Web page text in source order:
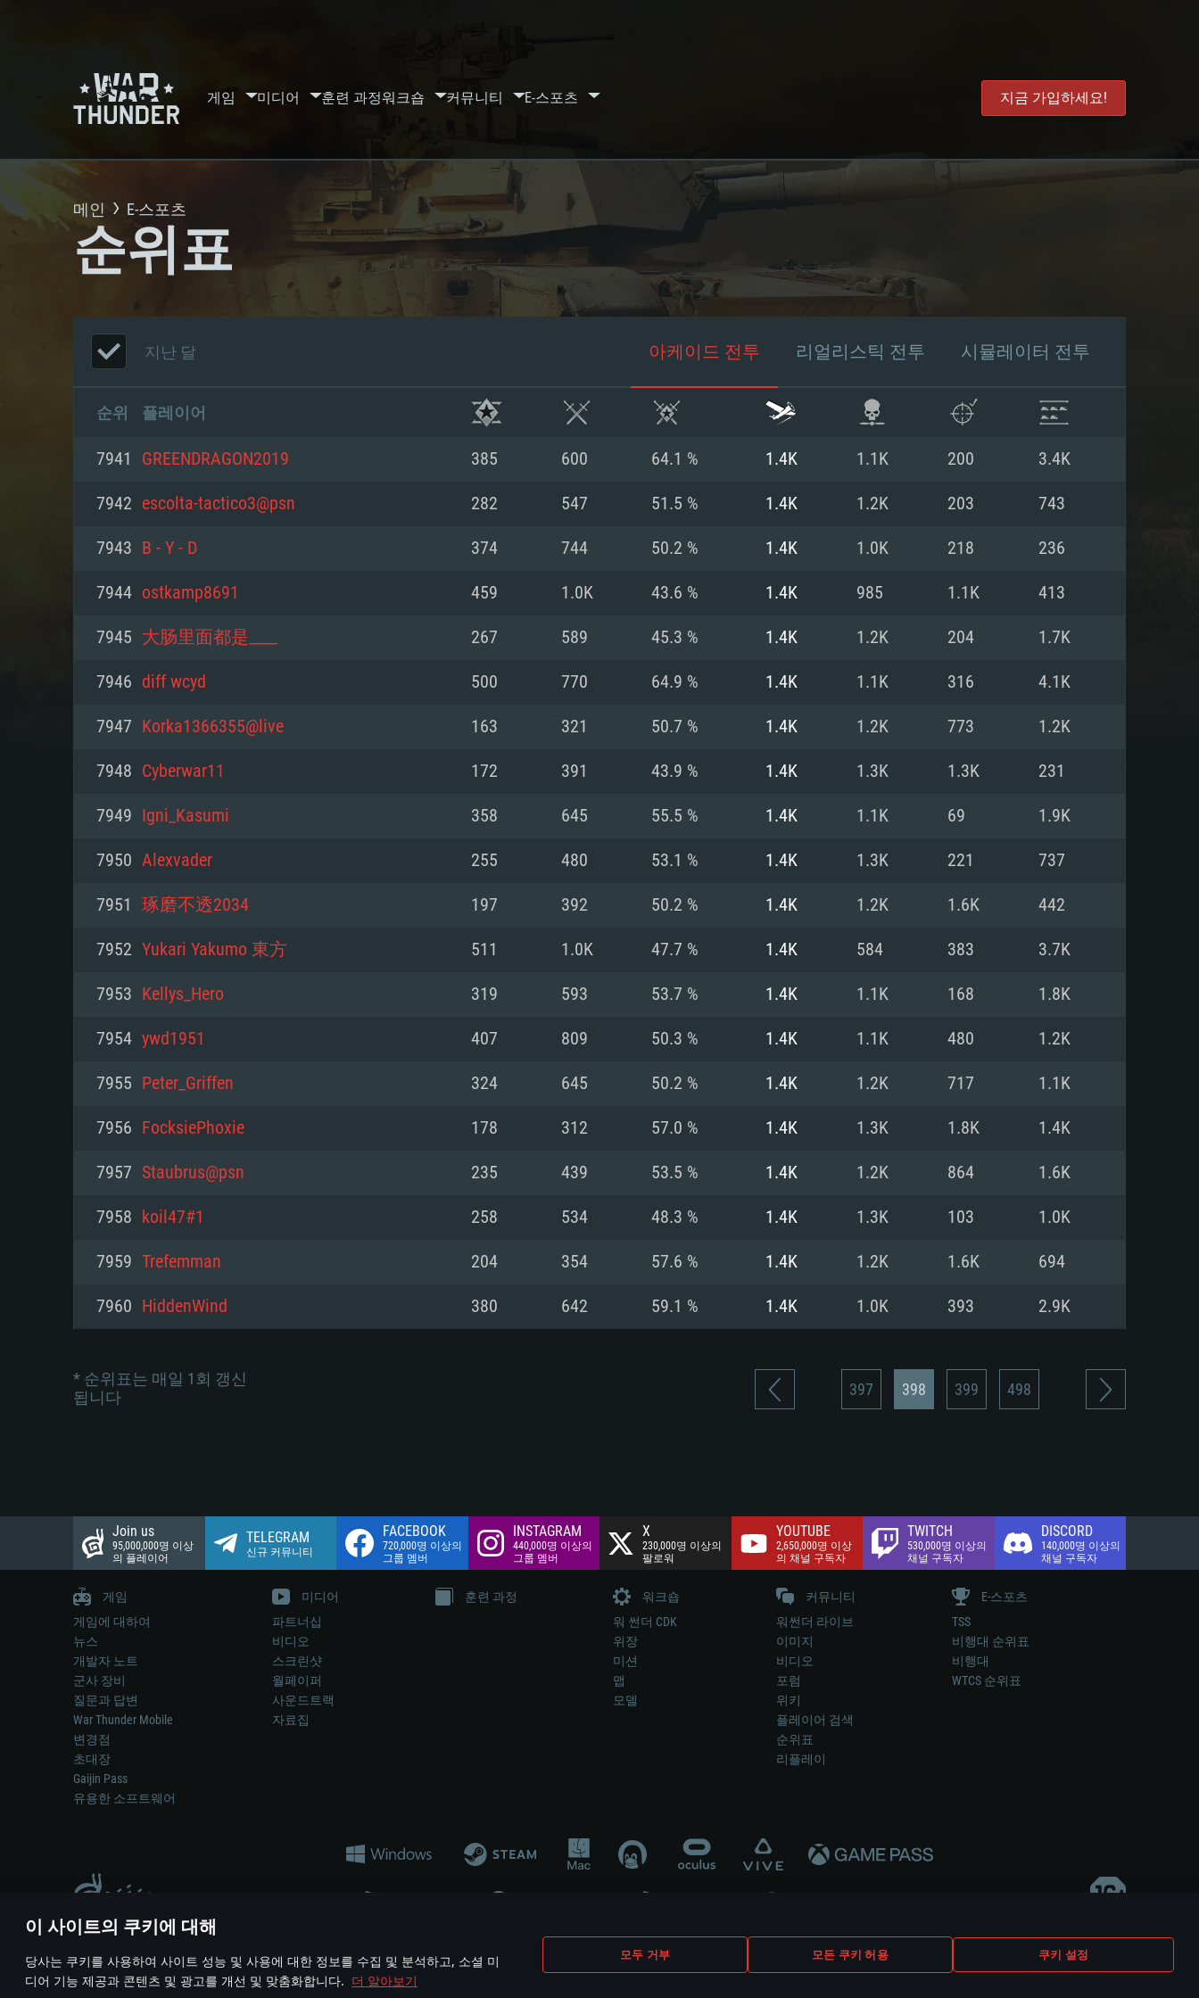
이 사이트의 쿠키에 대해
당사는 쿠키를 사용하여 사이트 성능 및 사용에 대한 정보를 수집 및 분석하고, 소셜 미
디어 기능 제공과 콘텐츠 및 광고를 개선 및 맞춤화합니다. 더 알아보기
모두 거부 모든 쿠키 허용 쿠키 설정
게임 미디어 훈련 과정워크숍 커뮤니티 E-스포츠 지금 가입하세요!
시스템 요구사항
PC MAC Linux
최소사양
운영체제: Windows 10 (64 bit)
프로세서: 2.2 GHz 듀얼코어 이상
메모리: 4GB
그래픽 카드: DirectX 11 이상을 지원하는 AMD
해상도: 720p
네트워크: 브로드밴드 인터넷
여유 저장 공간: 22.1 GB (최소 클라이언트)
권장 사양
운영체제: Windows 10/11 (64 bit)
프로세서: Intel Core i5 또는 Ryzen 5 3600 이상
메모리: 16 GB 이상
그래픽 카드: DirectX 11 이상을 지원하는 Nvidia
최소사양
운영체제: Mac OS Big Sur 11.0
프로세서: 최소 2.2 GHz의 Core i5 (Intel Xeon 은 지
원하지 않습니다)
(Mac), 혹은 이와 비슷한 성능을 가지는 Mac 버전
의 AMD/Nvidia. 최소 해상도: 720p
네트워크: 브로드밴드 인터넷
여유 저장 공간: 22.1 GB (최소 클라이언트)
권장 사양
운영체제: Mac OS Big Sur 11.0
프로세서: Core i7 (Intel Xeon 은 지원하지 않습니
네트워크: 브로드밴드 인터넷
여유 저장 공간: 62.2 GB (전체 클라이언트)
최소사양
운영체제: 64bit Linux 중 최신 버전
프로세서: 2.4 GHz 듀얼코어
메모리: 4 GB
그래픽 카드: Vulkan 을 지원하고, 최신 그래픽 드라
와 동급의 성능을 가지며 최신 그래픽 드라이버를
지원하는 AMD (6개월 미만; 최소사양 지원 해상도
권장 사양
운영체제: Ubuntu 20.04 64bit
프로세서: Intel Core i7
메모리: 16 GB
그래픽 카드: Vulkan 을 지원하고, 최신 그래픽 드라
와 동급의 성능을 가지며 최신 그래픽 드라이버를
지원하는 AMD RX 570 (6개월 미만; 최소사양 지원
메인 E-스포츠
순위표
지난 달 아케이드 전투 리얼리스틱 전투 시뮬레이터 전투
순위 플레이어
7941 GREENDRAGON2019 385 600 64.1 % 1.4K 1.1K 200 3.4K
7942 escolta-tactico3@psn 282 547 51.5 % 1.4K 1.2K 203 743
7943 B - Y - D 374 744 50.2 % 1.4K 1.0K 218 236
7944 ostkamp8691 459 1.0K 43.6 % 1.4K 985 1.1K 413
7945 大肠里面都是____ 267 589 45.3 % 1.4K 1.2K 204 1.7K
7946 diff wcyd 500 770 64.9 % 1.4K 1.1K 316 4.1K
7947 Korka1366355@live 163 321 50.7 % 1.4K 1.2K 773 1.2K
7948 Cyberwar11 172 391 43.9 % 1.4K 1.3K 1.3K 231
7949 Igni_Kasumi 358 645 55.5 % 1.4K 1.1K 69 1.9K
7950 Alexvader 255 480 53.1 % 1.4K 1.3K 221 737
7951 琢磨不透2034 197 392 50.2 % 1.4K 1.2K 1.6K 442
7952 Yukari Yakumo 東方 511 1.0K 47.7 % 1.4K 584 383 3.7K
7953 Kellys_Hero 319 593 53.7 % 1.4K 1.1K 168 1.8K
7954 ywd1951 407 809 50.3 % 1.4K 1.1K 480 1.2K
7955 Peter_Griffen 324 645 50.2 % 1.4K 1.2K 717 1.1K
7956 FocksiePhoxie 178 312 57.0 % 1.4K 1.3K 1.8K 1.4K
7957 Staubrus@psn 235 439 53.5 % 1.4K 1.2K 864 1.6K
7958 koil47#1 258 534 48.3 % 1.4K 1.3K 103 1.0K
7959 Trefemman 204 354 57.6 % 1.4K 1.2K 1.6K 694
7960 HiddenWind 380 642 59.1 % 1.4K 1.0K 393 2.9K
* 순위표는 매일 1회 갱신
됩니다
397 398 399 498
Join us
95,000,000명 이상
의 플레이어
TELEGRAM
신규 커뮤니티
FACEBOOK
720,000명 이상의
그룹 멤버
INSTAGRAM
440,000명 이상의
그룹 멤버
X
230,000명 이상의
팔로워
YOUTUBE
2,650,000명 이상
의 채널 구독자
TWITCH
530,000명 이상의
채널 구독자
DISCORD
140,000명 이상의
채널 구독자
게임
게임에 대하여
뉴스
개발자 노트
군사 장비
질문과 답변
War Thunder Mobile
변경점
초대장
Gaijin Pass
유용한 소프트웨어
미디어
파트너십
비디오
스크린샷
월페이퍼
사운드트랙
자료집
훈련 과정
워크숍
워 썬더 CDK
위장
미션
맵
모델
커뮤니티
워썬더 라이브
이미지
비디오
포럼
위키
플레이어 검색
순위표
리플레이
E-스포츠
TSS
비행대 순위표
비행대
WTCS 순위표
게임 에서 어떠한 현실의 무기나 차량을 묘사하는 것은 무기 개발 업체나 장비 제조 업체가 게임 개발 후원 또는 홍보에 참여하지 않습니다..
© 2011—2026 Gaijin Games Kft. All trademarks, logos and brand names are the property of their respective owners.
이용 약관 이용 약관